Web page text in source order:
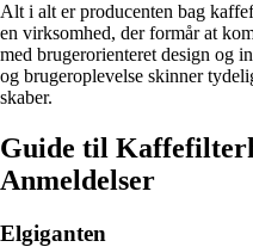
Alt i alt er producenten bag
en virksomhed, der formår at
med brugerorienteret design og
og brugeroplevelse skinner
skaber.
Guide til
Anmeldelser
Elgiganten